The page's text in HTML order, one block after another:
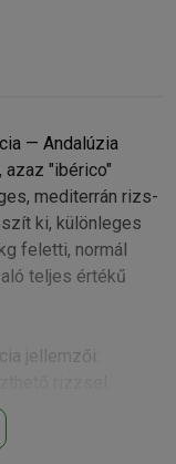
— Andalúzia
"ibérico"
mediterrán rizs-
ki, különleges
feletti, normál
teljes értékű
jellemzői: